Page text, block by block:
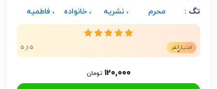
تگ :
محرم ، نشریه ، خانواده ، فاطمیه
امتیاز1نفر 5 از 5
120,000 تومان